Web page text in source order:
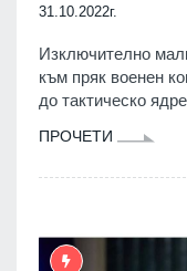
31.10.2022г.
Изключително
към пряк военен
до тактическо
ПРОЧЕТИ